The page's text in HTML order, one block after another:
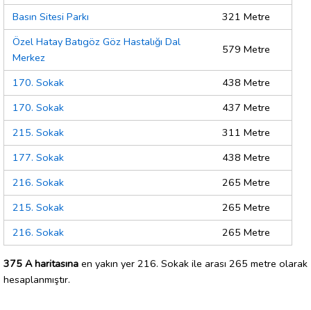
Basın Sitesi Parkı
321 Metre
Özel Hatay Batıgöz Göz Hastalığı Dal
Merkez
579 Metre
170. Sokak
438 Metre
170. Sokak
437 Metre
215. Sokak
311 Metre
177. Sokak
438 Metre
216. Sokak
265 Metre
215. Sokak
265 Metre
216. Sokak
265 Metre
375 A haritasına en yakın yer 216. Sokak ile arası 265 metre olarak
hesaplanmıştır.